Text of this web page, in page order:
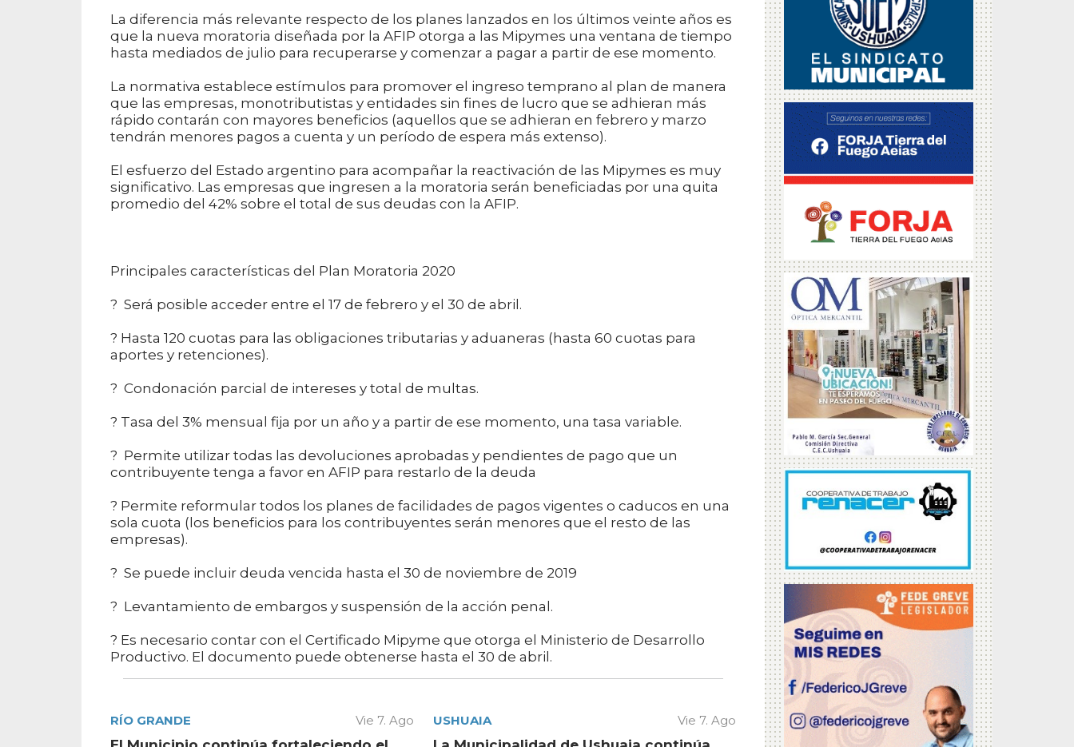
La diferencia más relevante respecto de los planes lanzados en los últimos veinte años es
que la nueva moratoria diseñada por la AFIP otorga a las Mipymes una ventana de tiempo
hasta mediados de julio para recuperarse y comenzar a pagar a partir de ese momento.
La normativa establece estímulos para promover el ingreso temprano al plan de manera
que las empresas, monotributistas y entidades sin fines de lucro que se adhieran más
rápido contarán con mayores beneficios (aquellos que se adhieran en febrero y marzo
tendrán menores pagos a cuenta y un período de espera más extenso).
El esfuerzo del Estado argentino para acompañar la reactivación de las Mipymes es muy
significativo. Las empresas que ingresen a la moratoria serán beneficiadas por una quita
promedio del 42% sobre el total de sus deudas con la AFIP.
Principales características del Plan Moratoria 2020
? Será posible acceder entre el 17 de febrero y el 30 de abril.
? Hasta 120 cuotas para las obligaciones tributarias y aduaneras (hasta 60 cuotas para
aportes y retenciones).
? Condonación parcial de intereses y total de multas.
? Tasa del 3% mensual fija por un año y a partir de ese momento, una tasa variable.
? Permite utilizar todas las devoluciones aprobadas y pendientes de pago que un
contribuyente tenga a favor en AFIP para restarlo de la deuda
? Permite reformular todos los planes de facilidades de pagos vigentes o caducos en una
sola cuota (los beneficios para los contribuyentes serán menores que el resto de las
empresas).
? Se puede incluir deuda vencida hasta el 30 de noviembre de 2019
? Levantamiento de embargos y suspensión de la acción penal.
? Es necesario contar con el Certificado Mipyme que otorga el Ministerio de Desarrollo
Productivo. El documento puede obtenerse hasta el 30 de abril.
RÍO GRANDE Vie 7. Ago USHUAIA Vie 7. Ago